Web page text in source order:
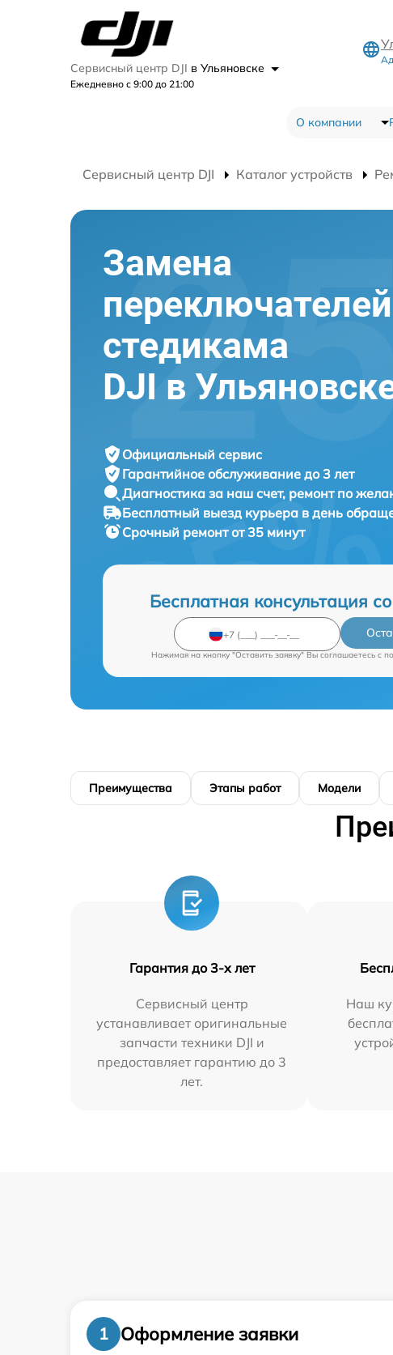
Сервисный центр DJI в Ульяновске
Ежедневно с 9:00 до 21:00
О компании
Сервисный центр DJI Каталог устройств
Замена
переключателей
стедикама
DJI в
Официальный сервис
Гарантийное обслуживание до 3 лет
Диагностика за наш счет, ремонт по
Бесплатный выезд курьера в день
Срочный ремонтот 35 минут
Бесплатная консультация
Нажимая на кнопку "Оставить заявку" Вы соглашаетесь c
Преимущества Этапы работ Модели
Гарантия до 3-х лет
Сервисный центр
устанавливает оригинальные
запчасти техники DJI и
предоставляет гарантию до 3
лет.
Наш
1
Оформление заявки